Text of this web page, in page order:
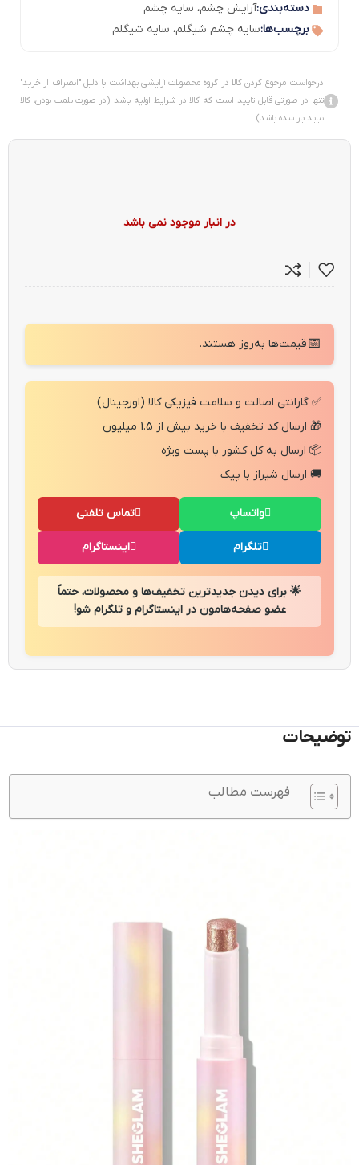
دسته‌بندی:آرایش چشم، سایه چشم
برچسب‌ها:سایه چشم شیگلم، سایه شیگلم
درخواست مرجوع کردن کالا در گروه محصولات آرایشی بهداشت با دلیل "انصراف از خرید"
تنها در صورتی قابل تایید است که کالا در شرایط اولیه باشد (در صورت پلمپ بودن، کالا
نباید باز شده باشد).
در انبار موجود نمی باشد
📅قیمت‌ها به‌روز هستند.
✅ گارانتی اصالت و سلامت فیزیکی کالا (اورجینال)
🎁 ارسال کد تخفیف با خرید بیش از 1.5 میلیون
📦 ارسال به کل کشور با پست ویژه
🚚 ارسال شیراز با پیک
تماس تلفنی واتساپ
اینستاگرام تلگرام
🌟 برای دیدن جدیدترین تخفیف‌ها و محصولات، حتماً
عضو صفحه‌هامون در اینستاگرام و تلگرام شو!
توضیحات
فهرست مطالب